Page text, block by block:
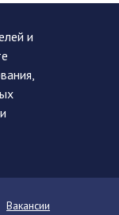
и
Вакансии